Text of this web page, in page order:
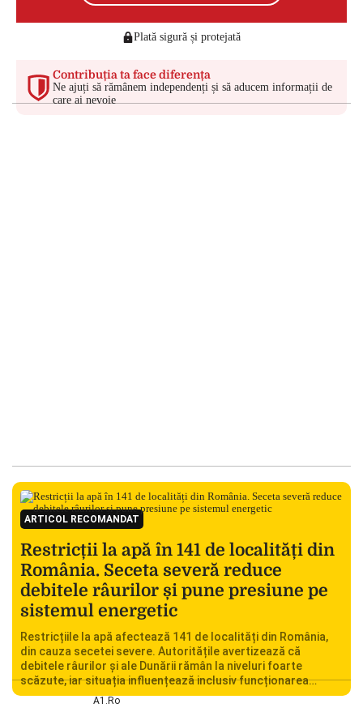
Plată sigură și protejată
Contribuția ta face diferența
Ne ajuți să rămânem independenți și să aducem informații de
care ai nevoie
ARTICOL RECOMANDAT
Restricții la apă în 141 de localități din
România. Seceta severă reduce
debitele râurilor și pune presiune pe
sistemul energetic
Restricțiile la apă afectează 141 de localități din România,
din cauza secetei severe. Autoritățile avertizează că
debitele râurilor și ale Dunării rămân la niveluri foarte
scăzute, iar situația influențează inclusiv funcționarea
Centralei Nucleare de la Cernavodă. România se confruntă
A1.ro